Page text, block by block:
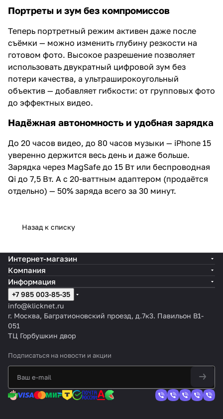
Портреты и зум без компромиссов
Теперь портретный режим активен даже после
съёмки — можно изменить глубину резкости на
готовом фото. Высокое разрешение позволяет
использовать двукратный цифровой зум без
потери качества, а ультраширокоугольный
объектив — добавляет гибкости: от групповых фото
до эффектных видео.
Надёжная автономность и удобная зарядка
До 20 часов видео, до 80 часов музыки — iPhone 15
уверенно держится весь день и даже больше.
Зарядка через MagSafe до 15 Вт или беспроводная
Qi до 7,5 Вт. А с 20-ваттным адаптером (продаётся
отдельно) — 50% заряда всего за 30 минут.
Назад к списку
Интернет-магазин
Компания
Информация
+7 985 003-85-35
info@klicknet.ru
г. Москва, Багратионовский проезд, д.7к3. Павильон B1-
051
ТЦ Горбушкин двор
Подписаться на новости и акции